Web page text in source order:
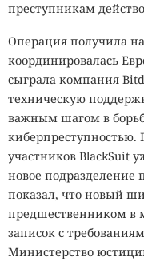
преступникам
Операция получила
координировалась
сыграла компания
техническую
важным шагом в
киберпреступностью.
участников BlackSuit
новое подразделение
показал, что новый
предшественником в
записок с
Министерство